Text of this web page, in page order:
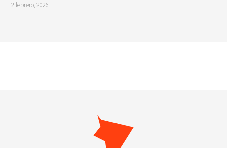
12 febrero, 2026